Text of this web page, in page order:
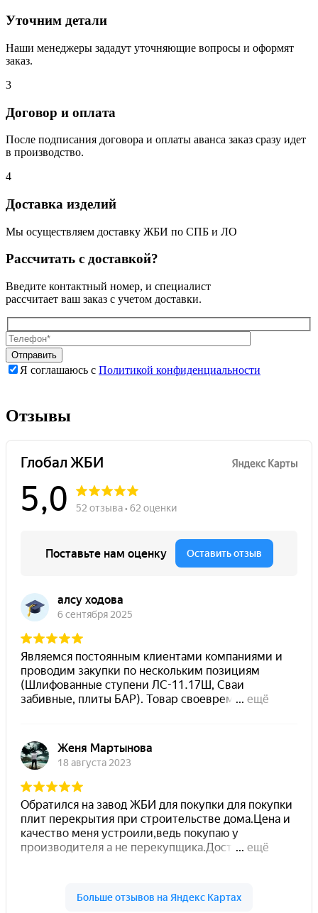
Уточним детали
Наши менеджеры зададут уточняющие вопросы и оформят
заказ.
3
Договор и оплата
После подписания договора и оплаты аванса заказ сразу идет
в производство.
4
Доставка изделий
Мы осуществляем доставку ЖБИ по СПБ и ЛО
Рассчитать с доставкой?
Введите контактный номер, и специалист
рассчитает ваш заказ с учетом доставки.
Я соглашаюсь с Политикой конфиденциальности
поле
пустым.
поле
пустым.
Отзывы